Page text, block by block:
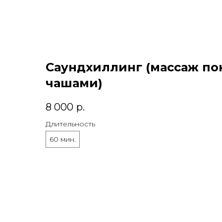
Саундхиллинг (массаж
чашами)
8 000 р.
Длительность
60 мин.